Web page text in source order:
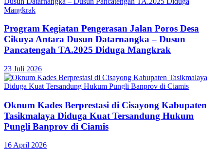
Program Kegiatan Pengerasan Jalan Poros Desa
Cikuya Antara Dusun Datarnangka – Dusun
Pancatengah TA.2025 Diduga Mangkrak
23 Juli 2026
Oknum Kades Berprestasi di Cisayong Kabupaten
Tasikmalaya Diduga Kuat Tersandung Hukum
Pungli Banprov di Ciamis
16 April 2026